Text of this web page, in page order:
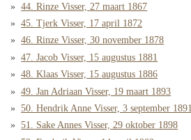
44. Rinze Visser, 27 maart 1867
45. Tjerk Visser, 17 april 1872
46. Rinze Visser, 30 november 1878
47. Jacob Visser, 15 augustus 1881
48. Klaas Visser, 15 augustus 1886
49. Jan Adriaan Visser, 19 maart 1893
50. Hendrik Anne Visser, 3 september 1891
51. Sake Annes Visser, 29 oktober 1898